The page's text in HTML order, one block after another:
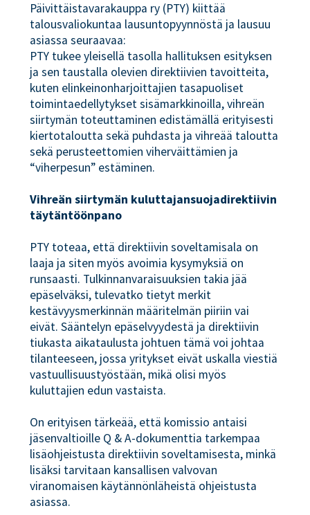
Päivittäistavarakauppa ry (PTY) kiittää
talousvaliokuntaa lausuntopyynnöstä ja lausuu
asiassa seuraavaa:
PTY tukee yleisellä tasolla hallituksen esityksen
ja sen taustalla olevien direktiivien tavoitteita,
kuten elinkeinonharjoittajien tasapuoliset
toimintaedellytykset sisämarkkinoilla, vihreän
siirtymän toteuttaminen edistämällä erityisesti
kiertotaloutta sekä puhdasta ja vihreää taloutta
sekä perusteettomien viherväittämien ja
“viherpesun” estäminen.
Vihreän siirtymän kuluttajansuojadirektiivin
täytäntöönpano
PTY toteaa, että direktiivin soveltamisala on
laaja ja siten myös avoimia kysymyksiä on
runsaasti. Tulkinnanvaraisuuksien takia jää
epäselväksi, tulevatko tietyt merkit
kestävyysmerkinnän määritelmän piiriin vai
eivät. Sääntelyn epäselvyydestä ja direktiivin
tiukasta aikataulusta johtuen tämä voi johtaa
tilanteeseen, jossa yritykset eivät uskalla viestiä
vastuullisuustyöstään, mikä olisi myös
kuluttajien edun vastaista.
On erityisen tärkeää, että komissio antaisi
jäsenvaltioille Q & A-dokumenttia tarkempaa
lisäohjeistusta direktiivin soveltamisesta, minkä
lisäksi tarvitaan kansallisen valvovan
viranomaisen käytännönläheistä ohjeistusta
asiassa.